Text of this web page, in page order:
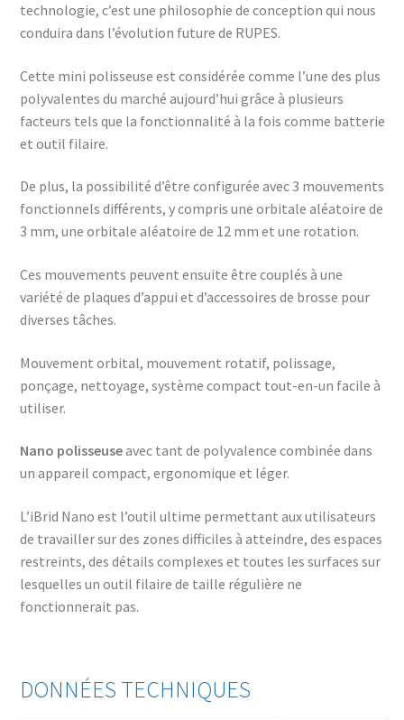
technologie, c’est une philosophie de conception qui nous
conduira dans l’évolution future de RUPES.
Cette mini polisseuse est considérée comme l’une des plus
polyvalentes du marché aujourd’hui grâce à plusieurs
facteurs tels que la fonctionnalité à la fois comme batterie
et outil filaire.
De plus, la possibilité d’être configurée avec 3 mouvements
fonctionnels différents, y compris une orbitale aléatoire de
3 mm, une orbitale aléatoire de 12 mm et une rotation.
Ces mouvements peuvent ensuite être couplés à une
variété de plaques d’appui et d’accessoires de brosse pour
diverses tâches.
Mouvement orbital, mouvement rotatif, polissage,
ponçage, nettoyage, système compact tout-en-un facile à
utiliser.
Nano polisseuseavec tant de polyvalence combinée dans
un appareil compact, ergonomique et léger.
L’iBrid Nano est l’outil ultime permettant aux utilisateurs
de travailler sur des zones difficiles à atteindre, des espaces
restreints, des détails complexes et toutes les surfaces sur
lesquelles un outil filaire de taille régulière ne
fonctionnerait pas.
DONNÉES TECHNIQUES